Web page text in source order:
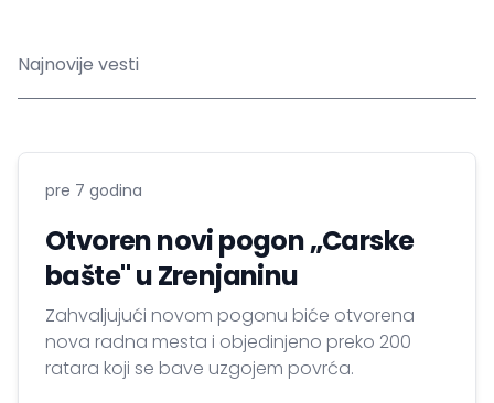
Najnovije vesti
pre 7 godina
Otvoren novi pogon „Carske
bašte" u Zrenjaninu
Zahvaljujući novom pogonu biće otvorena
nova radna mesta i objedinjeno preko 200
ratara koji se bave uzgojem povrća.